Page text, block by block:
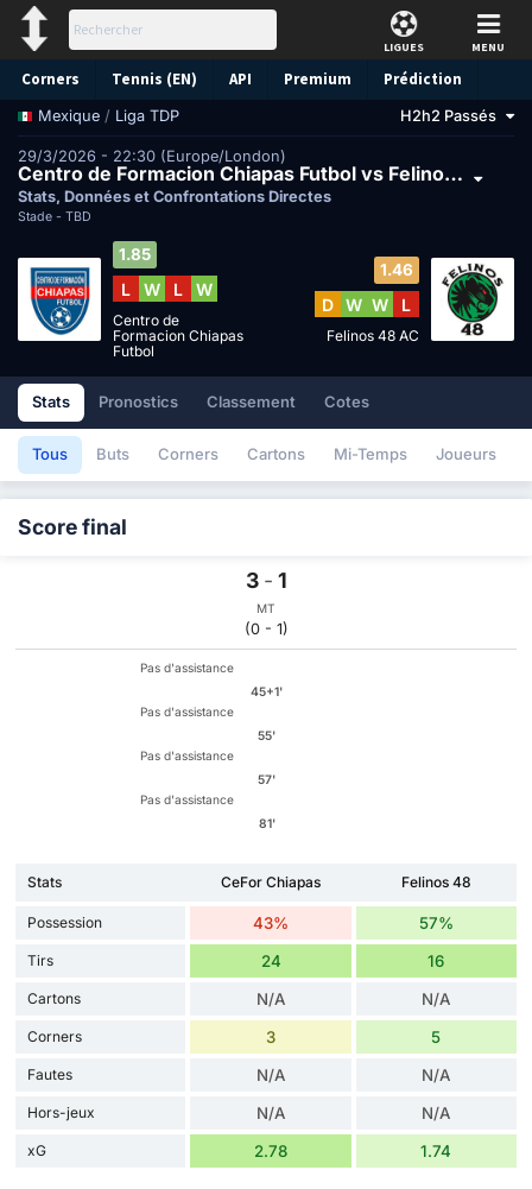
LIGUES MENU
Corners Tennis (EN) API Premium Prédiction
Mexique / Liga TDP H2h2 Passés
29/3/2026 - 22:30 (Europe/London)
Centro de Formacion Chiapas Futbol vs Felinos 48 AC
Stats, Données et Confrontations Directes
Stade - TBD
1.85
L W L W
Centro de
Formacion Chiapas
Futbol
1.46
D W W L
Felinos 48 AC
Stats Pronostics Classement Cotes
Tous Buts Corners Cartons Mi-Temps Joueurs
Score final
3 - 1
MT
(0 - 1)
Pas d'assistance
45+1'
Pas d'assistance
55'
Pas d'assistance
57'
Pas d'assistance
81'
Stats CeFor Chiapas Felinos 48
Possession 43% 57%
Tirs 24 16
Cartons N/A N/A
Corners 3 5
Fautes N/A N/A
Hors-jeux N/A N/A
xG 2.78 1.74